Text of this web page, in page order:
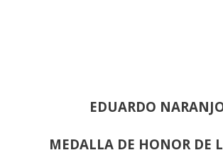
EDUARDO
MEDALLA DE HONOR DE